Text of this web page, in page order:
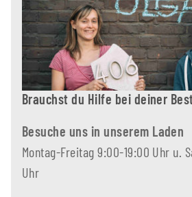
Brauchst du Hilfe bei deiner
Besuche uns in unserem Laden
Montag-Freitag 9:00-19:00 Uhr u.
Uhr